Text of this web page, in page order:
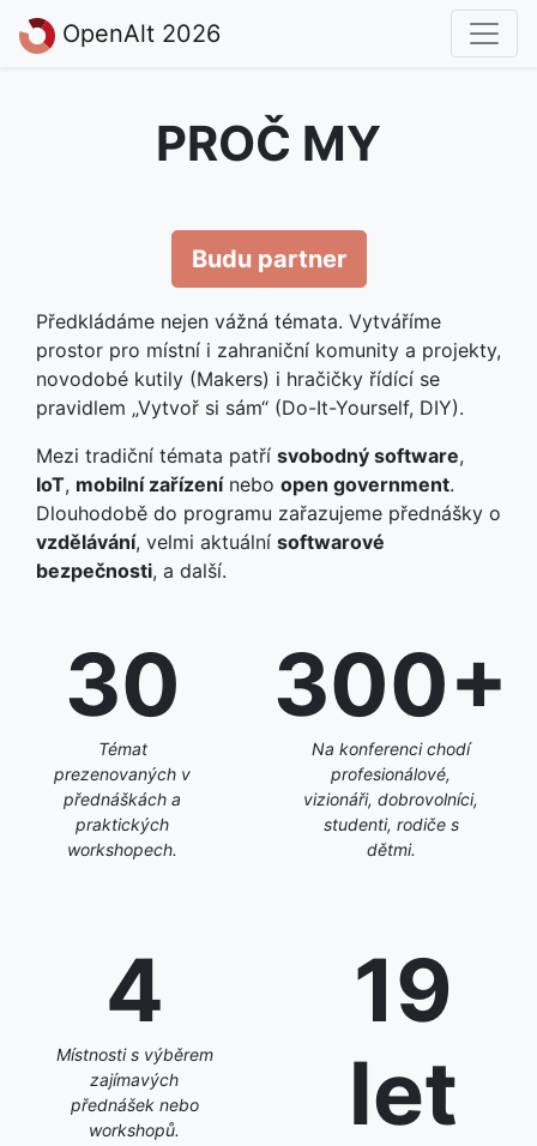
OpenAlt 2026
PROČ MY
Budu partner
Předkládáme nejen vážná témata. Vytváříme
prostor pro místní i zahraniční komunity a projekty,
novodobé kutily (Makers) i hračičky řídící se
pravidlem „Vytvoř si sám“ (Do-It-Yourself, DIY).
Mezi tradiční témata patří svobodný software,
IoT, mobilní zařízenínebo open government.
Dlouhodobě do programu zařazujeme přednášky o
vzdělávání, velmi aktuální softwarové
bezpečnosti, a další.
30
Témat
prezenovaných v
přednáškách a
praktických
workshopech.
300+
Na konferenci chodí
profesionálové,
vizionáři, dobrovolníci,
studenti, rodiče s
dětmi.
4
Místnosti s výběrem
zajímavých
přednášek nebo
workshopů.
19
let